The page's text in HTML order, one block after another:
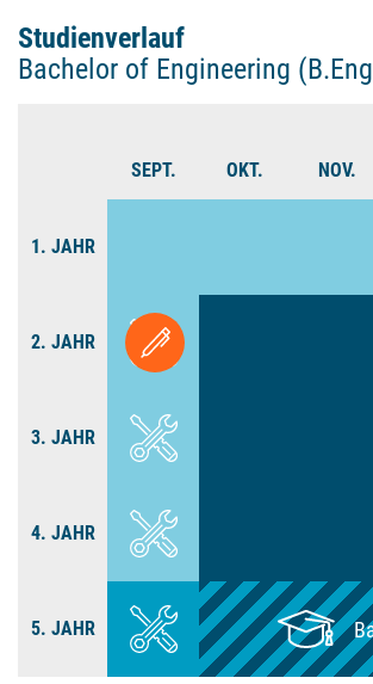
Studienverlauf
Bachelor of Engineering
SEPT. OKT. NOV.
1. JAHR
2. JAHR
3. JAHR
4. JAHR
5. JAHR